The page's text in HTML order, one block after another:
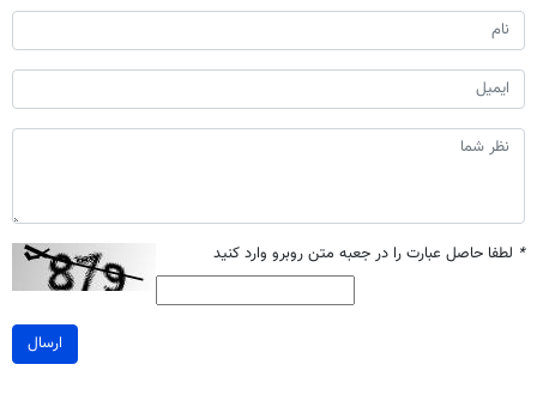
* لطفا حاصل عبارت را در جعبه متن روبرو وارد کنید
ارسال